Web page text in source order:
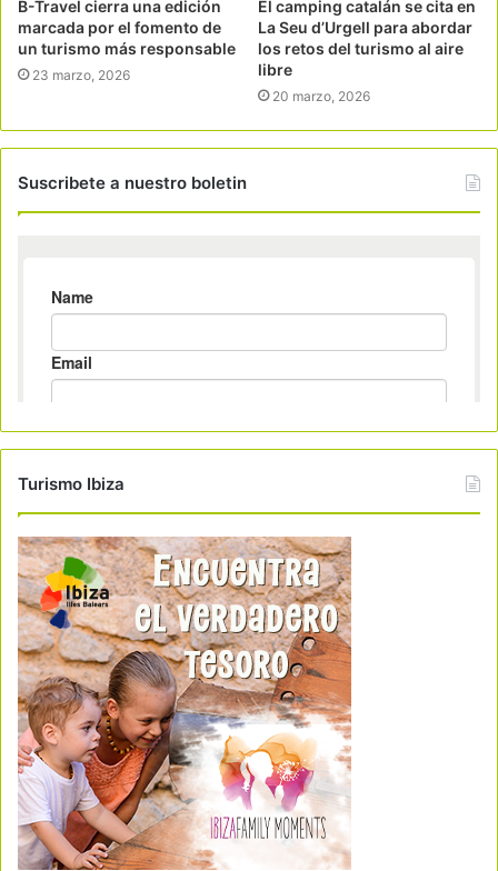
B-Travel cierra una edición
marcada por el fomento de
un turismo más responsable
23 marzo, 2026
El camping catalán se cita en
La Seu d’Urgell para abordar
los retos del turismo al aire
libre
20 marzo, 2026
Suscribete a nuestro boletin
Turismo Ibiza